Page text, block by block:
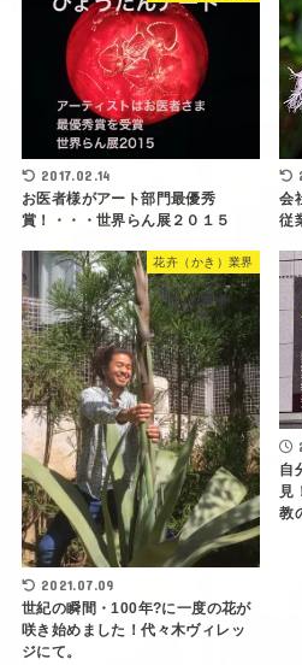
2017.02.14
お医者様がアート部門最優秀
賞！・・・世界らん展２０１５
会
従
花卉（かき）業界
2021.07.09
世紀の瞬間・100年?に一度の花が
咲き始めました！代々木ヴィレッ
ジにて。
自
見
教